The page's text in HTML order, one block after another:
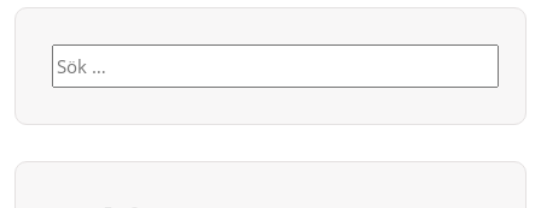
Sök
efter: